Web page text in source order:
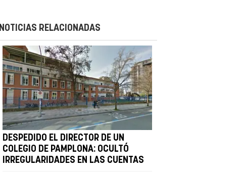
NOTICIAS RELACIONADAS
DESPEDIDO EL DIRECTOR DE UN
COLEGIO DE PAMPLONA: OCULTÓ
IRREGULARIDADES EN LAS CUENTAS